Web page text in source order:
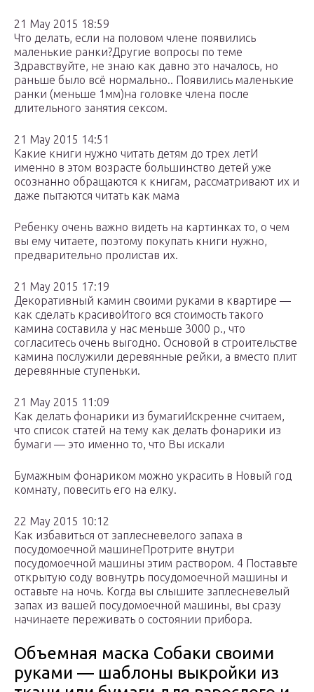
21 May 2015 18:59
Что делать, если на половом члене появились
маленькие ранки?Другие вопросы по теме
Здравствуйте, не знаю как давно это началось, но
раньше было всё нормально.. Появились маленькие
ранки (меньше 1мм)на головке члена после
длительного занятия сексом.
21 May 2015 14:51
Какие книги нужно читать детям до трех летИ
именно в этом возрасте большинство детей уже
осознанно обращаются к книгам, рассматривают их и
даже пытаются читать как мама
Ребенку очень важно видеть на картинках то, о чем
вы ему читаете, поэтому покупать книги нужно,
предварительно пролистав их.
21 May 2015 17:19
Декоративный камин своими руками в квартире —
как сделать красивоИтого вся стоимость такого
камина составила у нас меньше 3000 р., что
согласитесь очень выгодно. Основой в строительстве
камина послужили деревянные рейки, а вместо плит
деревянные ступеньки.
21 May 2015 11:09
Как делать фонарики из бумагиИскренне считаем,
что список статей на тему как делать фонарики из
бумаги — это именно то, что Вы искали
Бумажным фонариком можно украсить в Новый год
комнату, повесить его на елку.
22 May 2015 10:12
Как избавиться от заплесневелого запаха в
посудомоечной машинеПротрите внутри
посудомоечной машины этим раствором. 4 Поставьте
открытую соду вовнутрь посудомоечной машины и
оставьте на ночь. Когда вы слышите заплесневелый
запах из вашей посудомоечной машины, вы сразу
начинаете переживать о состоянии прибора.
Объемная маска Собаки своими
руками — шаблоны выкройки из